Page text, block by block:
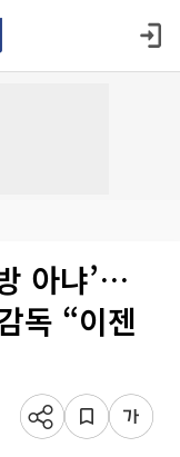
아냐’…
독 “이젠